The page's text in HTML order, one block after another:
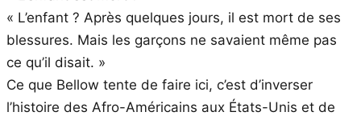
« L’enfant ? Après quelques jours, il est mort de ses
blessures. Mais les garçons ne savaient même pas
ce qu’il disait. »
Ce que Bellow tente de faire ici, c’est d’inverser
l’histoire des Afro-Américains aux États-Unis et de